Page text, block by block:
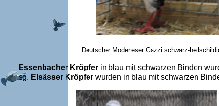
Deutscher Modeneser Gazzi schwarz-
Essenbacher Kröpfer in blau mit schwarzen Binden
sg. Elsässer Kröpfer wurden in blau mit schwarzen